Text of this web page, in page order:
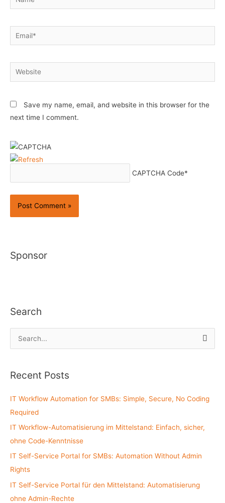
Email*
Website
Save my name, email, and website in this browser for the
next time I comment.
CAPTCHA Code*
Sponsor
Search
e
r
h
f
o
r
:
Recent Posts
IT Workflow Automation for SMBs: Simple, Secure, No Coding
Required
IT Workflow-Automatisierung im Mittelstand: Einfach, sicher,
ohne Code-Kenntnisse
IT Self-Service Portal for SMBs: Automation Without Admin
Rights
IT Self-Service Portal für den Mittelstand: Automatisierung
ohne Admin-Rechte